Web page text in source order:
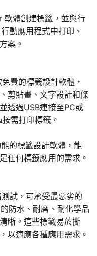
體創建標籤，並與行
動應用程式中打印、
案。
費的標籤設計軟體，
剪貼畫、文字設計和條
透過USB連接至PC或
需打印標籤。
的標籤設計軟體，能
任何標籤應用的需求。
試，可承受最惡劣的
防水、耐磨、耐化學品
晰。這些標籤易於撕
以適應各種應用需求。